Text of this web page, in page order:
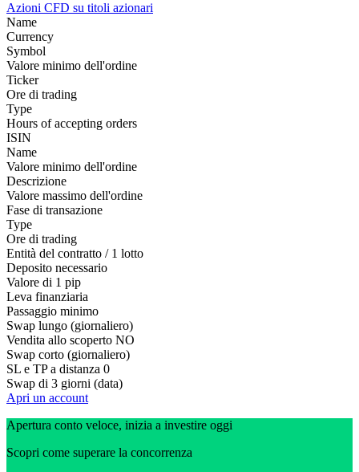
Azioni CFD su titoli azionari
Name
Currency
Symbol
Valore minimo dell'ordine
Ticker
Ore di trading
Type
Hours of accepting orders
ISIN
Name
Valore minimo dell'ordine
Descrizione
Valore massimo dell'ordine
Fase di transazione
Type
Ore di trading
Entità del contratto / 1 lotto
Deposito necessario
Valore di 1 pip
Leva finanziaria
Passaggio minimo
Swap lungo (giornaliero)
Vendita allo scoperto NO
Swap corto (giornaliero)
SL e TP a distanza 0
Swap di 3 giorni (data)
Apri un account
Apertura conto veloce, inizia a investire oggi
Scopri come superare la concorrenza